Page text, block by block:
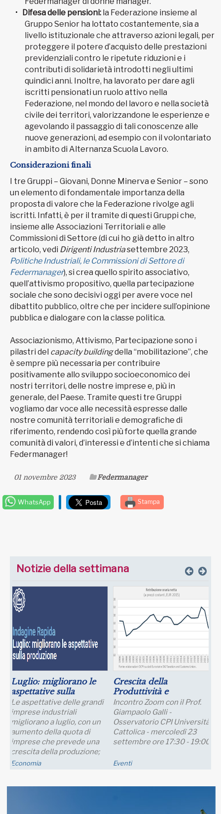
Difesa delle pensioni: la Federazione insieme al
Gruppo Senior ha lottato costantemente, sia a
livello istituzionale che attraverso azioni legali, per
proteggere il potere d’acquisto delle prestazioni
previdenziali contro le ripetute riduzioni e i
contributi di solidarietà introdotti negli ultimi
quindici anni. Inoltre, ha lavorato per dare agli
iscritti pensionati un ruolo attivo nella
Federazione, nel mondo del lavoro e nella società
civile dei territori, valorizzandone le esperienze e
agevolando il passaggio di tali conoscenze alle
nuove generazioni, ad esempio con il volontariato
in ambito di Alternanza Scuola Lavoro.
Considerazioni finali
I tre Gruppi – Giovani, Donne Minerva e Senior – sono
un elemento di fondamentale importanza della
proposta di valore che la Federazione rivolge agli
iscritti. Infatti, è per il tramite di questi Gruppi che,
insieme alle Associazioni Territoriali e alle
Commissioni di Settore (di cui ho già detto in altro
articolo, vedi Dirigenti Industriasettembre 2023,
Politiche Industriali, le Commissioni di Settore di
Federmanager), si crea quello spirito associativo,
quell’attivismo propositivo, quella partecipazione
sociale che sono decisivi oggi per avere voce nel
dibattito pubblico, oltre che per incidere sull’opinione
pubblica e dialogare con la classe politica.
Associazionismo, Attivismo, Partecipazione sono i
pilastri del capacity buildingdella “mobilitazione”, che
è sempre più necessaria per contribuire
positivamente allo sviluppo socioeconomico dei
nostri territori, delle nostre imprese e, più in
generale, del Paese. Tramite questi tre Gruppi
vogliamo dar voce alle necessità espresse dalle
nostre comunità territoriali e demografiche di
riferimento, rendendo così più forte quella grande
comunità di valori, d’interessi e d’intenti che si chiama
Federmanager!
01 novembre 2023 Federmanager
WhatsApp Stampa
Notizie della settimana
Luglio: migliorano le
aspettative sulla
produzione
Le aspettative delle grandi
imprese industriali
migliorano a luglio, con un
aumento della quota di
imprese che prevede una
crescita della produzione;
nei..
Economia
Crescita della
Produttività e
Prospettive Salariali
Incontro Zoom con il Prof.
Giampaolo Galli -
Osservatorio CPI Università
Cattolica - mercoledì 23
settembre ore 17:30 - 19:00
Eventi